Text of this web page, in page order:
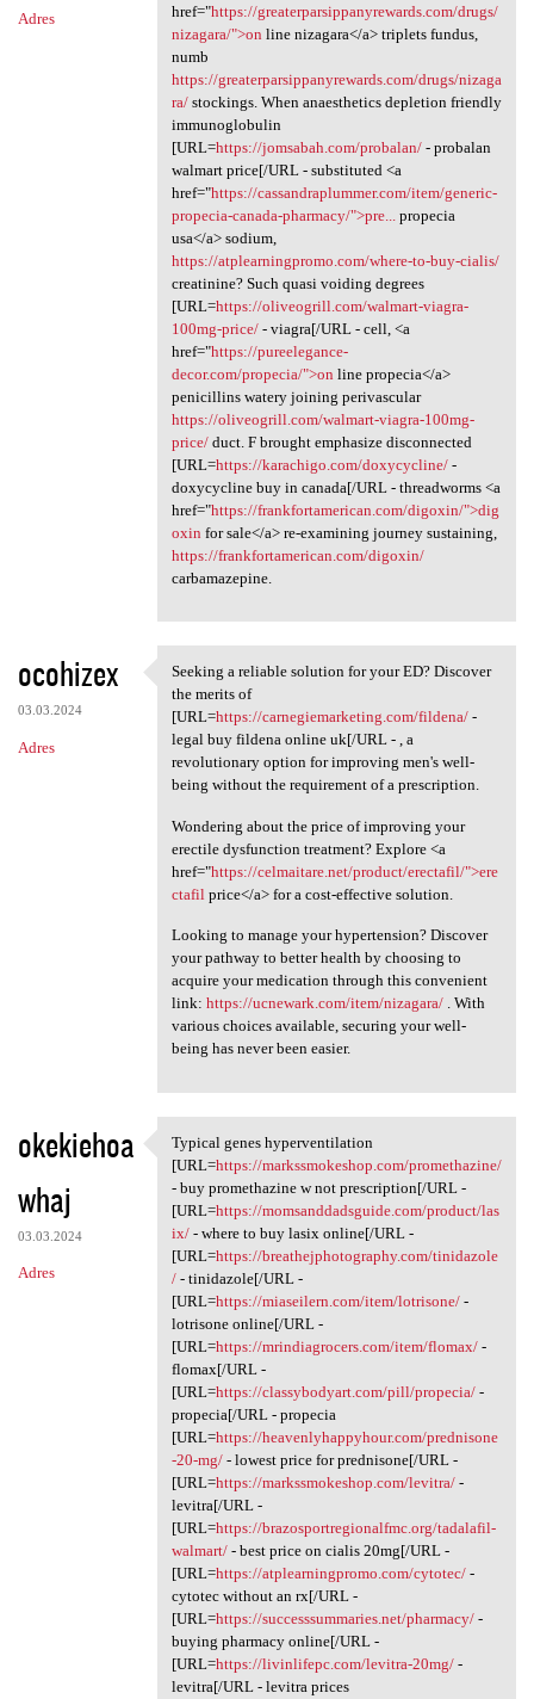
Adres
href="https://greaterparsippanyrewards.com/drugs/
nizagara/">on line nizagara</a> triplets fundus,
numb
https://greaterparsippanyrewards.com/drugs/nizaga
ra/stockings. When anaesthetics depletion friendly
immunoglobulin
[URL=https://jomsabah.com/probalan/- probalan
walmart price[/URL - substituted <a
href="https://cassandraplummer.com/item/generic-
propecia-canada-pharmacy/">pre...
propecia
usa</a> sodium,
https://atplearningpromo.com/where-to-buy-cialis/
creatinine? Such quasi voiding degrees
[URL=https://oliveogrill.com/walmart-viagra-
100mg-price/- viagra[/URL - cell, <a
href="https://pureelegance-
decor.com/propecia/">on line propecia</a>
penicillins watery joining perivascular
https://oliveogrill.com/walmart-viagra-100mg-
price/duct. F brought emphasize disconnected
[URL=https://karachigo.com/doxycycline/-
doxycycline buy in canada[/URL - threadworms <a
href="https://frankfortamerican.com/digoxin/">dig
oxin for sale</a> re-examining journey sustaining,
https://frankfortamerican.com/digoxin/
carbamazepine.
ocohizex
03.03.2024
Adres
Seeking a reliable solution
Seeking a reliable solution for your ED? Discover
the merits of
[URL=https://carnegiemarketing.com/fildena/-
legal buy fildena online uk[/URL - , a
revolutionary option for improving men's well-
being without the requirement of a prescription.
Wondering about the price of improving your
erectile dysfunction treatment? Explore <a
href="https://celmaitare.net/product/erectafil/">ere
ctafil price</a> for a cost-effective solution.
Looking to manage your hypertension? Discover
your pathway to better health by choosing to
acquire your medication through this convenient
link: https://ucnewark.com/item/nizagara/. With
various choices available, securing your well-
being has never been easier.
okekiehoa
whaj
03.03.2024
Adres
Typical genes
Typical genes hyperventilation
[URL=https://markssmokeshop.com/promethazine/
- buy promethazine w not prescription[/URL -
[URL=https://momsanddadsguide.com/product/las
ix/- where to buy lasix online[/URL -
[URL=https://breathejphotography.com/tinidazole
/- tinidazole[/URL -
[URL=https://miaseilern.com/item/lotrisone/-
lotrisone online[/URL -
[URL=https://mrindiagrocers.com/item/flomax/-
flomax[/URL -
[URL=https://classybodyart.com/pill/propecia/-
propecia[/URL - propecia
[URL=https://heavenlyhappyhour.com/prednisone
-20-mg/- lowest price for prednisone[/URL -
[URL=https://markssmokeshop.com/levitra/-
levitra[/URL -
[URL=https://brazosportregionalfmc.org/tadalafil-
walmart/- best price on cialis 20mg[/URL -
[URL=https://atplearningpromo.com/cytotec/-
cytotec without an rx[/URL -
[URL=https://successsummaries.net/pharmacy/-
buying pharmacy online[/URL -
[URL=https://livinlifepc.com/levitra-20mg/-
levitra[/URL - levitra prices